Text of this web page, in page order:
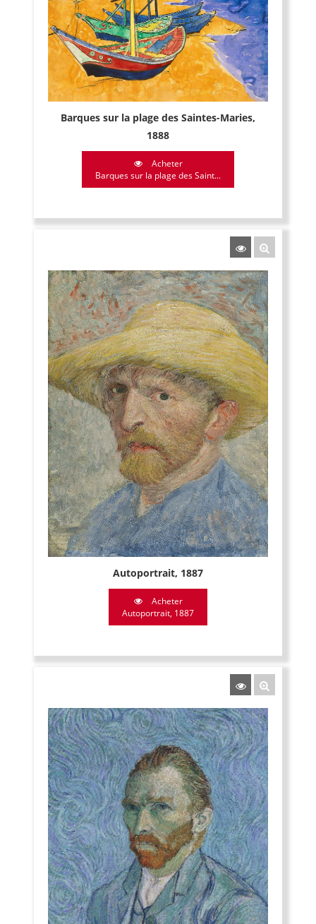
Barques sur la plage des Saintes-Maries,
1888
Acheter
Barques sur la plage des Saint...
Autoportrait, 1887
Acheter
Autoportrait, 1887